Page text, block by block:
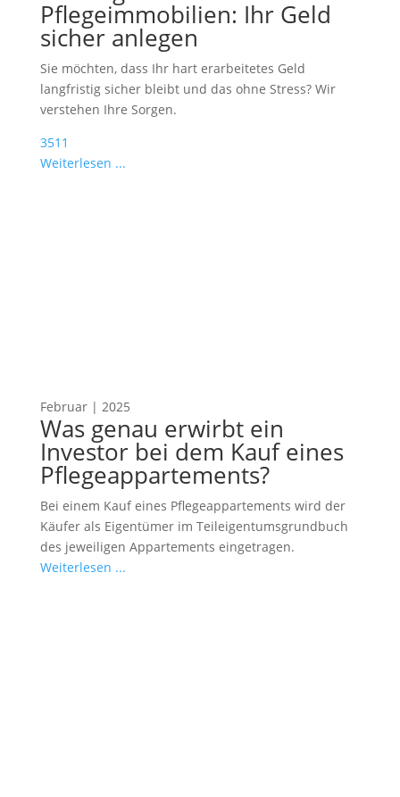
Pflegeimmobilien: Ihr Geld
sicher anlegen
Sie möchten, dass Ihr hart erarbeitetes Geld
langfristig sicher bleibt und das ohne Stress? Wir
verstehen Ihre Sorgen.
3511
Weiterlesen ...
Februar | 2025
Was genau erwirbt ein
Investor bei dem Kauf eines
Pflegeappartements?
Bei einem Kauf eines Pflegeappartements wird der
Käufer als Eigentümer im Teileigentumsgrundbuch
des jeweiligen Appartements eingetragen.
Weiterlesen ...